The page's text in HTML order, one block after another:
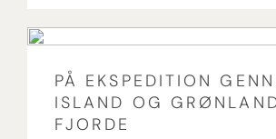
PÅ EKSPEDITION
ISLAND OG
FJORDE